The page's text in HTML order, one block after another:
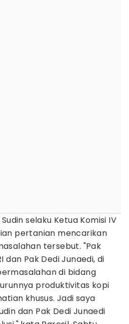
selaku Ketua Komisi IV
pertanian mencarikan
tersebut. "Pak
dan Pak Dedi Junaedi, di
di bidang
produktivitas kopi
khusus. Jadi saya
dan Pak Dedi Junaedi